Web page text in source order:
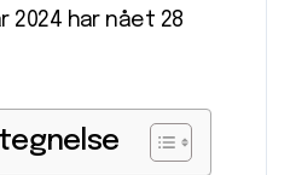
2024 har nået 28